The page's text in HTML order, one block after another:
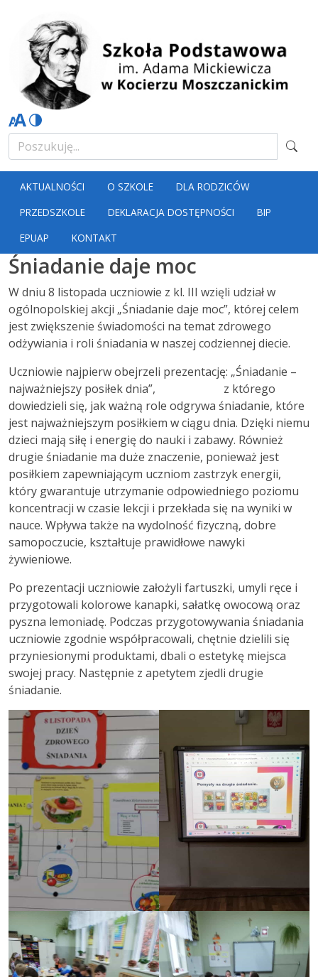
AKTUALNOŚCI O SZKOLE
DLA RODZICÓW
PRZEDSZKOLE
DEKLARACJA DOSTĘPNOŚCI
BIP
EPUAP
KONTAKT
Śniadanie daje moc
W dniu 8 listopada uczniowie z kl. III wzięli udział w
ogólnopolskiej akcji „Śniadanie daje moc”, której celem
jest zwiększenie świadomości na temat zdrowego
odżywiania i roli śniadania w naszej codziennej diecie.
Uczniowie najpierw obejrzeli prezentację: „Śniadanie –
najważniejszy posiłek dnia”, z którego
dowiedzieli się, jak ważną role odgrywa śniadanie, które
jest najważniejszym posiłkiem w ciągu dnia. Dzięki niemu
dzieci mają siłę i energię do nauki i zabawy. Również
drugie śniadanie ma duże znaczenie, ponieważ jest
posiłkiem zapewniającym uczniom zastrzyk energii,
który gwarantuje utrzymanie odpowiedniego poziomu
koncentracji w czasie lekcji i przekłada się na wyniki w
nauce. Wpływa także na wydolność fizyczną, dobre
samopoczucie, kształtuje prawidłowe nawyki
żywieniowe.
Po prezentacji uczniowie założyli fartuszki, umyli ręce i
przygotowali kolorowe kanapki, sałatkę owocową oraz
pyszna lemoniadę. Podczas przygotowywania śniadania
uczniowie zgodnie współpracowali, chętnie dzielili się
przyniesionymi produktami, dbali o estetykę miejsca
swojej pracy. Następnie z apetytem zjedli drugie
śniadanie.